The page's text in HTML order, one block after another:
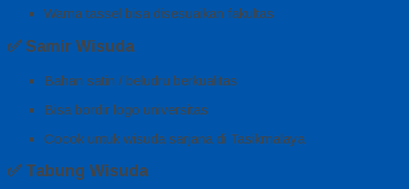
Warna tassel bisa disesuaikan fakultas
✅ Samir Wisuda
Bahan satin / beludru berkualitas
Bisa bordir logo universitas
Cocok untuk wisuda sarjana di Tasikmalaya
✅ Tabung Wisuda